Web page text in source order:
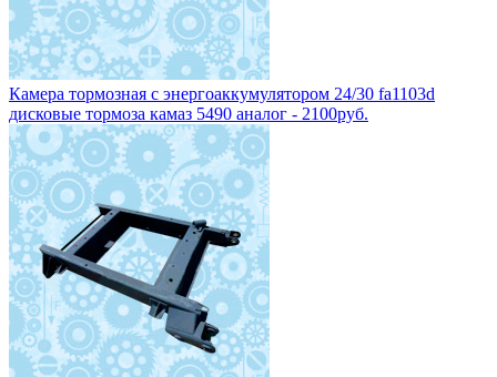
Камера тормозная с энергоаккумулятором 24/30 fa1103d
дисковые тормоза камаз 5490 аналог - 2100руб.